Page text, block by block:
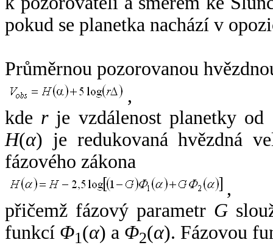
pokud se planetka nachází v
Průměrnou pozorovanou
,
kde rje vzdálenost planetky od
H(α) je redukovaná hvězdná
fázového zákona
,
přičemž fázový parametr G
funkcí Φ1(α) a Φ2(α). Fázovou